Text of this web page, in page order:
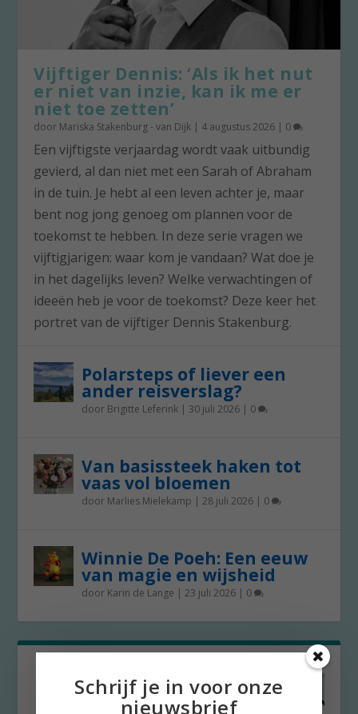
Vijftiger Dennis: ‘Als ik het nut
er niet van inzie, kan ik me er
niet toe zetten’
door Mariska Stakenburg - van Dijk | 4 augustus 2026 | 0
Een vijftigste verjaardag wordt vaak uitbundig
gevierd, al dan niet met een Sarah of Abraham
in de tuin. Je hebt al een leven achter je, maar
bent nog jong genoeg om plannen voor de
toekomst te hebben. In deze serie vragen we
vijftigjarigen: waar kom je vandaan? Wat doe je
in het dagelijks leven? Welke verwachtingen of
ideeën heb je voor de toekomst? Deze keer het
portret van de vijftiger Dennis Stakenburg.
Polarsteps of liever een
ander reisverslag?
door Brigitte Leferink | 30 juli 2026 | 0
Van basissteek haken tot
vaas vol bloemen
door Marlies Mielekamp |28 juli 2026 | 0
Winnie De Poeh: Een eeuw
van magie en wijsheid
door Karin de Lange |23 juli 2026 | 0
Schrijf je in voor onze
nieuwsbrief